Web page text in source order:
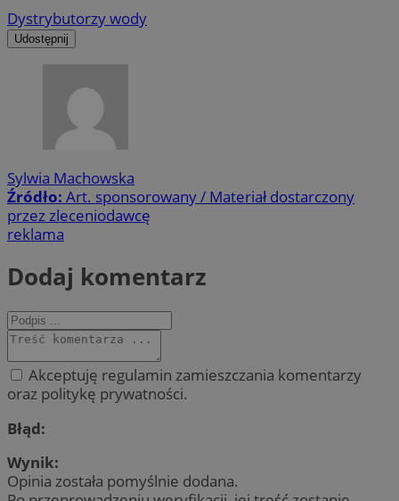
Dystrybutorzy wody
Udostępnij
Sylwia Machowska
Źródło: Art. sponsorowany / Materiał dostarczony
przez zleceniodawcę
reklama
Dodaj komentarz
Akceptuję regulamin zamieszczania komentarzy
oraz politykę prywatności.
Błąd:
Wynik:
Opinia została pomyślnie dodana.